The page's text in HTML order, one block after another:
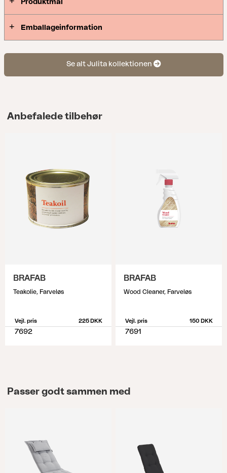
Produktmål
Emballageinformation
Se alt Julita kollektionen
Anbefalede tilbehør
BRAFAB
Teakolie, Farveløs
Vejl. pris 225 DKK
7692
BRAFAB
Wood Cleaner, Farveløs
Vejl. pris 150 DKK
7691
Passer godt sammen med